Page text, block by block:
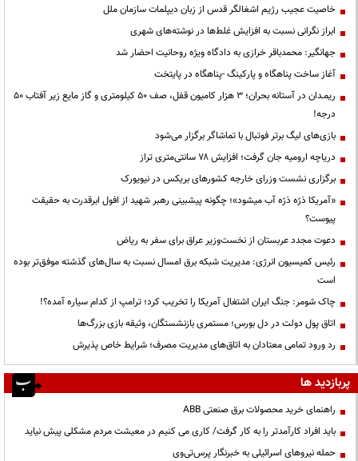
خاصیت عجیب رژیم اشغالگر قدس از زبان دیپلمات سازمان ملل
ابراز نگرانی نسبت به افزایش غلط‌ها در نوشته‌های شهری
جهانگیر: محمدباقر خرازی به دادگاه ویژه روحانیت احضار شد
آغاز ساخت پناهگاه و پارکینگ -پناهگاه در پایتخت
ریمـدان در آستانه بحران؛ ۳ هزار کامیون قفل، صف ۵۰ کیلومتری و گاز مایع زیر آفتاب ۵۰
درجه!
بازی‌های لیگ برتر فوتبال با تماشاگر برگزار می‌شود
دریاچه ارومیه جان گرفت؛ افزایش ۷۸ سانتی‌متری تراز
برگزاری نشست وزرای خارجه کشورهای بریکس در نیویورک
«آمریکا ذرّه ذرّه آب میشود»؛ چگونه پیشبینی رهبر شهید از افول ابرقدرت به حقیقت
پیوست؟
دعوت مجدد عربستان از نخست‌وزیر عراق برای سفر به ریاض
رئیس کمیسیون انرژی: مدیریت شبکه برق امسال نسبت به سال‌های گذشته موفق‌تر بوده
است
چاک شومر: جنگ ایران اشتغال آمریکا را تخریب کرد؛ ترامپ از کدام سیاره آمده؟!
اتاق پول دولت در دل بورس؛ مستمری بازنشستگان، وثیقه بازی بزرگ‌ها
رد ورود تمامی معتادان به اتاق‌های مدیریت مصرف؛ شرایط خاص پذیرش
پربازدید ها
راهنمای خرید محصولات برق صنعتی ABB
باید افراد کارآمدتر را به کار گرفت/ کاری می کنیم در معیشت مردم مشکلی پیش نیاید
حمله نیروهای اسرائیلی به خبرنگار پرس‌تی‌وی